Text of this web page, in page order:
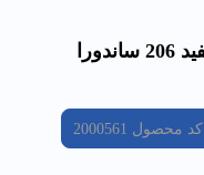
رنگ اكريليك مات ممتاز دن سان سفيد 206 ساندورا
کد محصول 2000561